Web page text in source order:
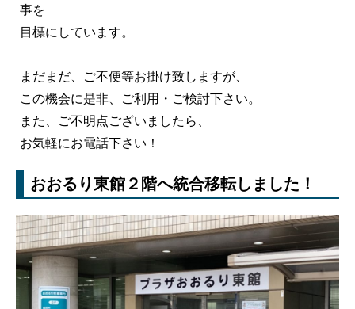
事を
目標にしています。
まだまだ、ご不便等お掛け致しますが、
この機会に是非、ご利用・ご検討下さい。
また、ご不明点ございましたら、
お気軽にお電話下さい！
おおるり東館２階へ統合移転しました！